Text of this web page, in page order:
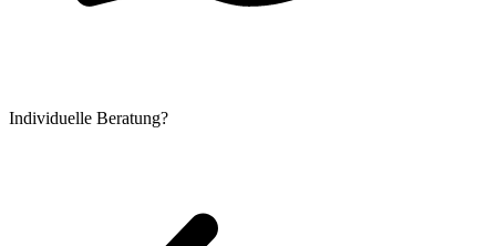
Individuelle Beratung?